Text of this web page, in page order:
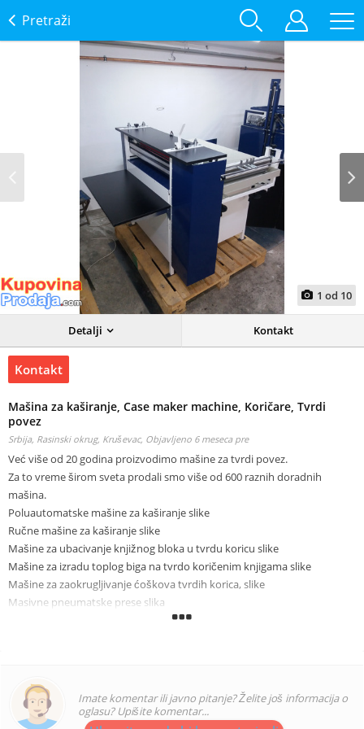
Pretraži
1 od 10
Detalji Kontakt
Kontakt
Mašina za kaširanje, Case maker machine, Koričare, Tvrdi
povez
Srbija, Rasinski okrug, Kruševac, Objavljeno 6 meseca pre
Već više od 20 godina proizvodimo mašine za tvrdi povez.
Za to vreme širom sveta prodali smo više od 600 raznih doradnih
mašina.
Poluautomatske mašine za kaširanje slike
Ručne mašine za kaširanje slike
Mašine za ubacivanje knjižnog bloka u tvrdu koricu slike
Mašine za izradu toplog biga na tvrdo koričenim knjigama slike
Mašine za zaokrugljivanje ćoškova tvrdih korica, slike
Masivne pneumatske prese slika
Za sva vaša pitanja stojim vama na usluzi.
prbemini@gmail. comImate komentar ili javno pitanje? Želite još informacija o
oglasu? Upišite komentar...